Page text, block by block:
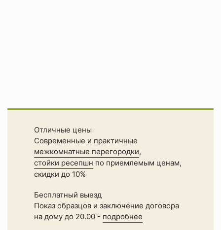
Отличные цены
Современные и практичные
межкомнатные перегородки,
стойки ресепшн по приемлемым ценам,
скидки до 10%
Бесплатный выезд
Показ образцов и заключение договора
на дому до 20.00 - подробнее